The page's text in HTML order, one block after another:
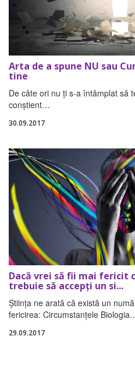
Arta de a spune NU sau
tine
De câte ori nu ți s-a întâmplat să
conștient…
30.09.2017
Dacă vrei să fii mai fericit
trebuie să accepți un si...
Știința ne arată că există un
fericirea: Circumstanțele
29.09.2017